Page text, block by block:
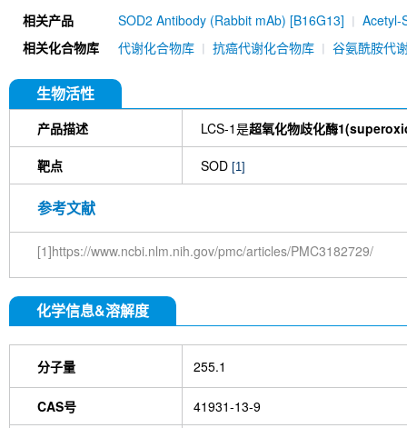
相关产品 SOD2 Antibody (Rabbit mAb) [B16G13]
Acetyl-
相关化合物库
代谢化合物库 抗癌代谢化合物库 谷氨酰胺代
生物活性
产品描述 LCS-1是超氧化物歧化酶
靶点 SOD [1]
参考文献
[1]https://www.ncbi.nlm.nih.gov/pmc/articles/PMC3182729/
化学信息&溶解度
分子量 255.1
CAS号 41931-13-9